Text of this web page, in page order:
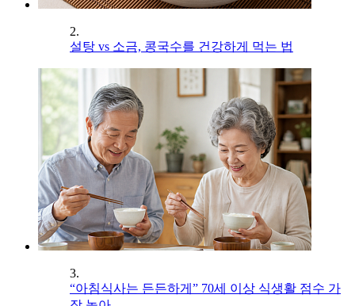
2.
설탕 vs 소금, 콩국수를 건강하게 먹는 법
3.
“아침식사는 든든하게” 70세 이상 식생활 점수 가